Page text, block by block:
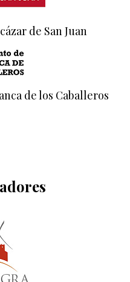
de San Juan
de los Caballeros